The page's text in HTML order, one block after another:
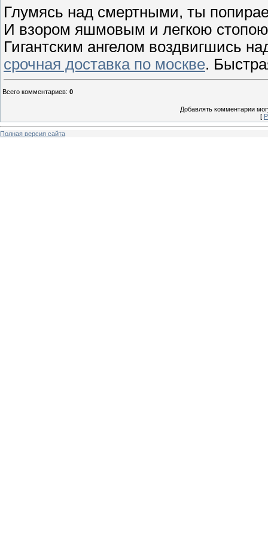
Глумясь над смертными, ты
И взором яшмовым и легкою
Гигантским ангелом воздвигшись
срочная доставка по москве.
Всего комментариев: 0
Добавлять комментарии
[
Полная версия сайта